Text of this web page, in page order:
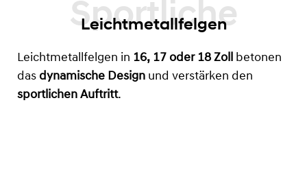
Leichtmetallfelgen
Leichtmetallfelgen in 16, 17 oder 18 Zoll betonen
das dynamische Design und verstärken den
sportlichen Auftritt.